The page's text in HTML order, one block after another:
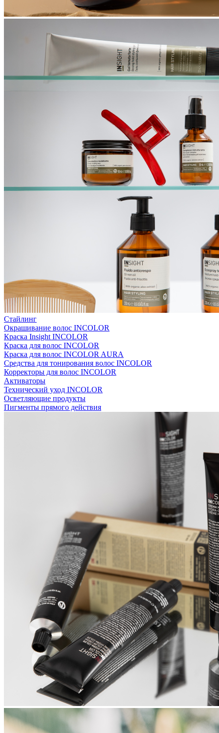
Стайлинг
Окрашивание волос INCOLOR
Краска Insight INCOLOR
Краска для волос INCOLOR
Краска для волос INCOLOR AURA
Средства для тонирования волос INCOLOR
Корректоры для волос INCOLOR
Активаторы
Технический уход INCOLOR
Осветляющие продукты
Пигменты прямого действия